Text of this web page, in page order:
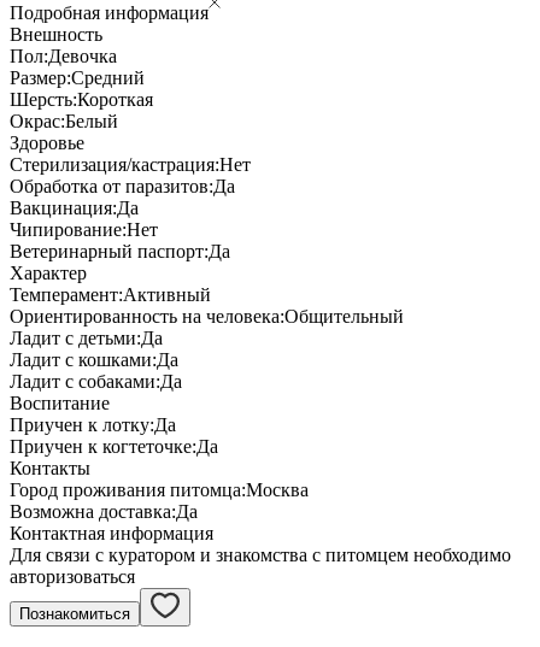
Подробная информация
Внешность
Пол:Девочка
Размер:Средний
Шерсть:Короткая
Окрас:Белый
Здоровье
Стерилизация/кастрация:Нет
Обработка от паразитов:Да
Вакцинация:Да
Чипирование:Нет
Ветеринарный паспорт:Да
Характер
Темперамент:Активный
Ориентированность на человека:Общительный
Ладит с детьми:Да
Ладит с кошками:Да
Ладит с собаками:Да
Воспитание
Приучен к лотку:Да
Приучен к когтеточке:Да
Контакты
Город проживания питомца:Москва
Возможна доставка:Да
Контактная информация
Для связи с куратором и знакомства с питомцем необходимо
авторизоваться
Познакомиться